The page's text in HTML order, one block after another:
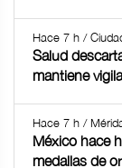
Hace 7 h /
Salud
mantiene
Hace 7 h /
México hace
medallas de